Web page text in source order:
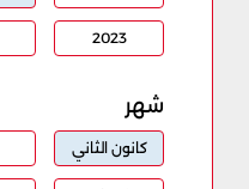
2023
شهر
كانون الثاني